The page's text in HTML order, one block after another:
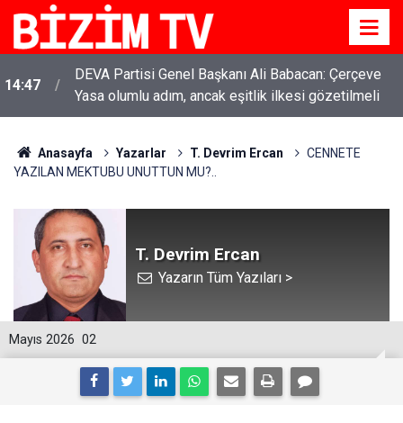
11:51
YENİ Parti Genel Başkanı Özgür Özel: “Şehit
ailelerinin, gazilerin yanına varamayacağımız,
gözüne bakamayacağımız işlerin içinde olmayız”
Anasayfa Yazarlar T. Devrim Ercan
CENNETE
YAZILAN MEKTUBU UNUTTUN MU?..
T. Devrim Ercan
Yazarın Tüm Yazıları >
02
Mayıs 2026